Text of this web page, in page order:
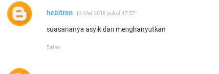
hebitren 12 Mei 2018 pukul 17.57
suasananya asyik dan menghanyutkan
Balas